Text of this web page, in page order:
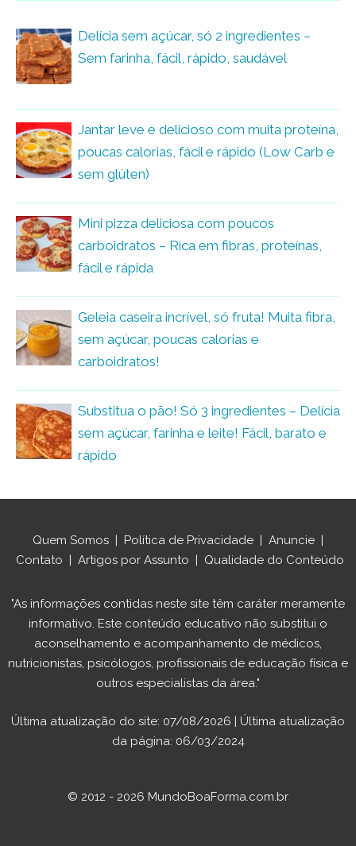
Delícia sem açúcar, só 2 ingredientes –
Sem farinha, fácil, rápido, saudável
Jantar leve e delicioso com muita proteína,
poucas calorias, fácil e rápido (Low Carb e
sem glúten)
Mini pizza deliciosa com poucos
carboidratos – Rica em fibras, proteínas,
fácil e rápida
Geleia caseira incrível, só fruta! Muita fibra,
sem açúcar, poucas calorias e
carboidratos!
Substitua o pão! Só 3 ingredientes – Delícia
sem açúcar, farinha e leite! Fácil, barato e
rápido
Quem Somos Política de Privacidade Anuncie
Contato
Artigos por Assunto Qualidade do Conteúdo
"As informações contidas neste site têm caráter meramente
informativo. Este conteúdo educativo não substitui o
aconselhamento e acompanhamento de médicos,
nutricionistas, psicólogos, profissionais de educação física e
outros especialistas da área."
Última atualização do site: 07/08/2026 | Última atualização
da página: 06/03/2024
© 2012 - 2026 MundoBoaForma.com.br